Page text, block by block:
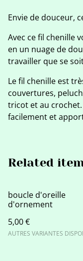
Envie de douceur,
Avec ce fil chenille
en un nuage de
travailler que se
Le fil chenille est
couvertures,
tricot et au
facilement et
Related
boucle d'oreille
d'ornement
5,00 €
AUTRES VARIANTES